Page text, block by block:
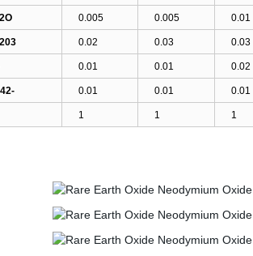
0.005 0.005 0.01
0.02 0.03 0.03
0.01 0.01 0.02
0.01 0.01 0.01
1 1 1